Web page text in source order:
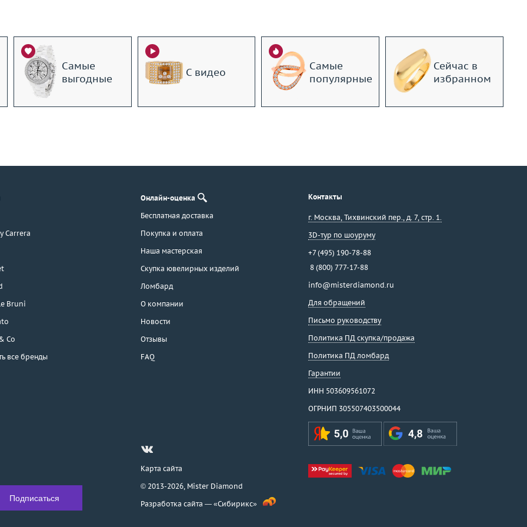
Самые
выгодные
С видео
Самые
популярные
Сейчас в
избранном
Carrera
Bruni
Co
все бренды
Онлайн-оценка
Бесплатная доставка
Покупка и оплата
Наша мастерская
Скупка ювелирных изделий
Ломбард
О компании
Новости
Отзывы
FAQ
Контакты
г. Москва, Тихвинский пер., д. 7, стр. 1.
3D-тур по шоуруму
+7 (495) 190-78-88
8 (800) 777-17-88
info@misterdiamond.ru
Для обращений
Письмо руководству
Политика ПД скупка/продажа
Политика ПД ломбард
Гарантии
ИНН 503609561072
ОГРНИП 305507403500044
Карта сайта
© 2013-2026, Mister Diamond
Разработка сайта — «Сибирикс»